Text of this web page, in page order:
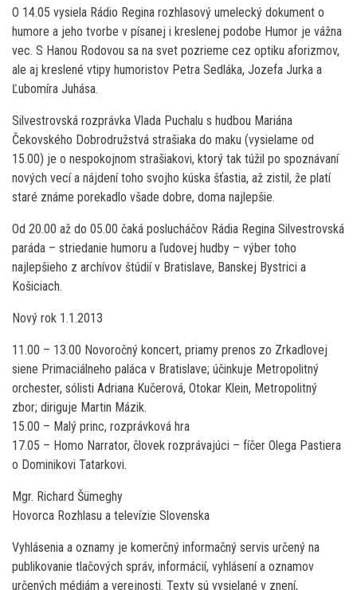
O 14.05 vysiela Rádio Regina rozhlasový umelecký dokument o
humore a jeho tvorbe v písanej i kreslenej podobe Humor je vážna
vec. S Hanou Rodovou sa na svet pozrieme cez optiku aforizmov,
ale aj kreslené vtipy humoristov Petra Sedláka, Jozefa Jurka a
Ľubomíra Juhása.
Silvestrovská rozprávka Vlada Puchalu s hudbou Mariána
Čekovského Dobrodružstvá strašiaka do maku (vysielame od
15.00) je o nespokojnom strašiakovi, ktorý tak túžil po spoznávaní
nových vecí a nájdení toho svojho kúska šťastia, až zistil, že platí
staré známe porekadlo všade dobre, doma najlepšie.
Od 20.00 až do 05.00 čaká poslucháčov Rádia Regina Silvestrovská
paráda – striedanie humoru a ľudovej hudby – výber toho
najlepšieho z archívov štúdií v Bratislave, Banskej Bystrici a
Košiciach.
Nový rok 1.1.2013
11.00 – 13.00 Novoročný koncert, priamy prenos zo Zrkadlovej
siene Primaciálneho paláca v Bratislave; účinkuje Metropolitný
orchester, sólisti Adriana Kučerová, Otokar Klein, Metropolitný
zbor; diriguje Martin Mázik.
15.00 – Malý princ, rozprávková hra
17.05 – Homo Narrator, človek rozprávajúci – fíčer Olega Pastiera
o Dominikovi Tatarkovi.
Mgr. Richard Šümeghy
Hovorca Rozhlasu a televízie Slovenska
Vyhlásenia a oznamy je komerčný informačný servis určený na
publikovanie tlačových správ, informácií, vyhlásení a oznamov
určených médiám a verejnosti. Texty sú vysielané v znení,